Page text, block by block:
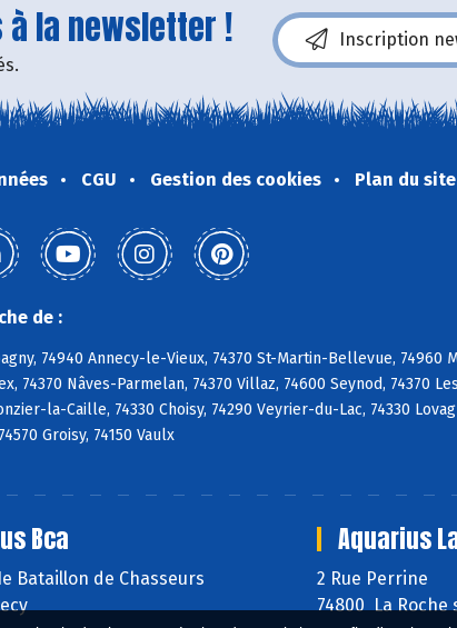
la newsletter ! Inscription
CGU Gestion des cookies Plan du site
de :
74940 Annecy-le-Vieux, 74370 St-Martin-Bellevue, 74960
74370 Nâves-Parmelan, 74370 Villaz, 74600 Seynod, 74370
la-Caille, 74330 Choisy, 74290 Veyrier-du-Lac, 74330
Groisy, 74150 Vaulx
Bca
Bataillon de Chasseurs
Aquarius
2 Rue Perrine
74800 La Roche